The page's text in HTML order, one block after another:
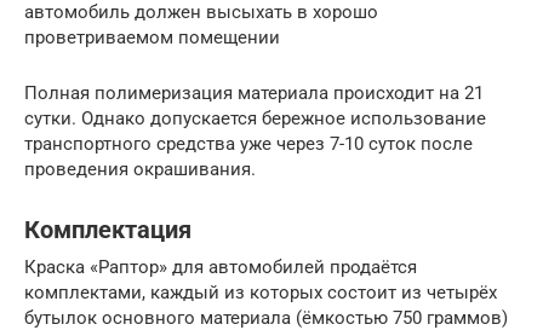
автомобиль должен высыхать в хорошо
проветриваемом помещении
Полная полимеризация материала происходит на 21
сутки. Однако допускается бережное использование
транспортного средства уже через 7-10 суток после
проведения окрашивания.
Комплектация
Краска «Раптор» для автомобилей продаётся
комплектами, каждый из которых состоит из четырёх
бутылок основного материала (ёмкостью 750 граммов)